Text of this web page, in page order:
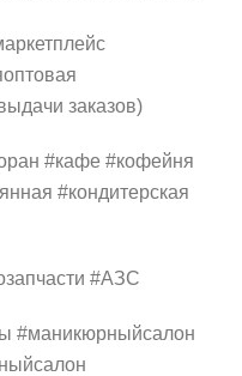
заказов)
#кафе #кофейня
#кондитерская
#АЗС
#маникюрныйсалон